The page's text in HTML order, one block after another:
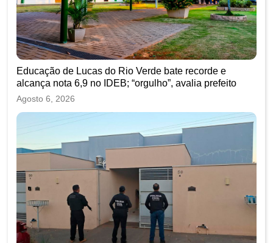
Educação de Lucas do Rio Verde bate recorde e
alcança nota 6,9 no IDEB; “orgulho”, avalia prefeito
Agosto 6, 2026